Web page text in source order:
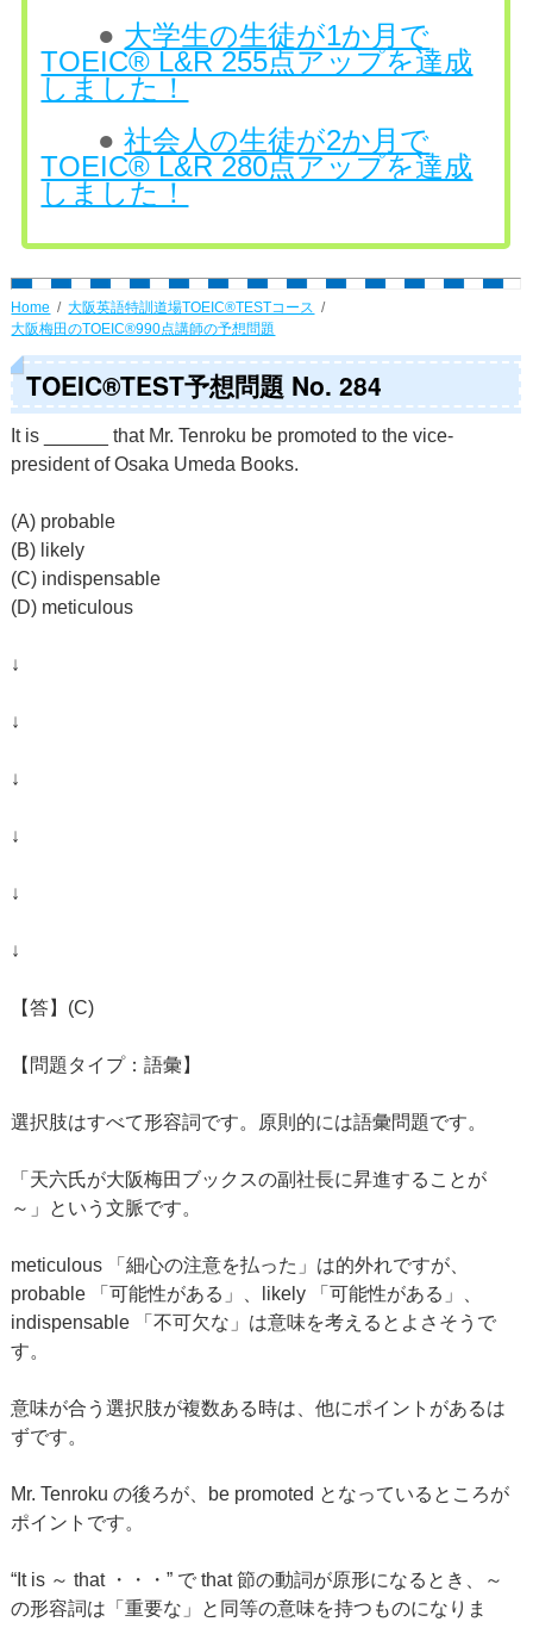
● 大学生の生徒が1か月で
TOEIC® L&R 255点アップを達成
しました！
●社会人の生徒が2か月で
TOEIC® L&R 280点アップを達成
しました！
Home
大阪英語特訓道場TOEIC®TESTコース
大阪梅田のTOEIC®990点講師の予想問題
TOEIC®TEST予想問題 No. 284
It is ______ that Mr. Tenroku be promoted to the vice-
president of Osaka Umeda Books.
(A) probable
(B) likely
(C) indispensable
(D) meticulous
↓
↓
↓
↓
↓
↓
【答】(C)
【問題タイプ：語彙】
選択肢はすべて形容詞です。原則的には語彙問題です。
「天六氏が大阪梅田ブックスの副社長に昇進することが
～」という文脈です。
meticulous 「細心の注意を払った」は的外れですが、
probable 「可能性がある」、likely 「可能性がある」、
indispensable 「不可欠な」は意味を考えるとよさそうで
す。
意味が合う選択肢が複数ある時は、他にポイントがあるは
ずです。
Mr. Tenroku の後ろが、be promoted となっているところが
ポイントです。
“It is ～ that ・・・” で that 節の動詞が原形になるとき、～
の形容詞は「重要な」と同等の意味を持つものになりま